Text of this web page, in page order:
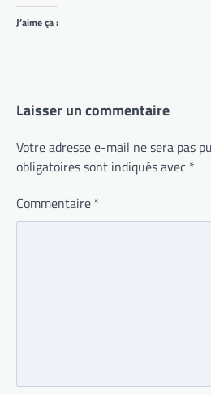
J’aime ça :
Laisser un commentaire
Votre adresse e-mail ne sera pas
obligatoires sont indiqués avec *
Commentaire *